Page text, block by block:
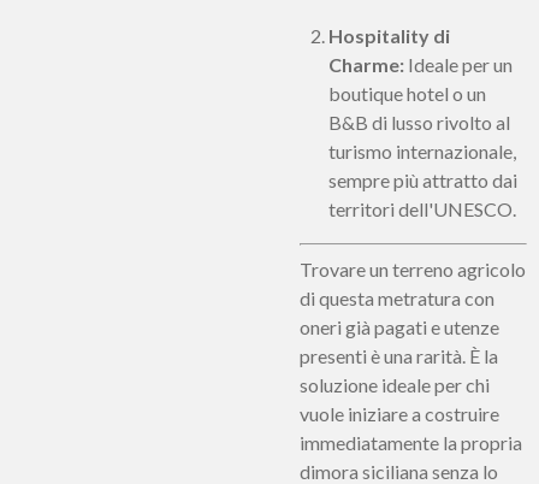
Hospitality di
Charme: Ideale per un
boutique hotel o un
B&B di lusso rivolto al
turismo internazionale,
sempre più attratto dai
territori dell'UNESCO.
Trovare un terreno agricolo
di questa metratura con
oneri già pagati e utenze
presenti è una rarità. È la
soluzione ideale per chi
vuole iniziare a costruire
immediatamente la propria
dimora siciliana senza lo